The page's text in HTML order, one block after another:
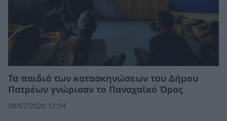
Τα παιδιά των κατασκηνώσεων του Δήμου
Πατρέων γνώρισαν το Παναχαϊκό Όρος
08/07/2026 12:54